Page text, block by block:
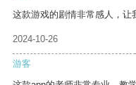
这款游戏的剧情非常感人，让
2024-10-26
游客